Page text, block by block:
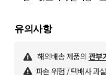
유의사항
해외배송 제품의 관부
파손 위험 / 택배사 과